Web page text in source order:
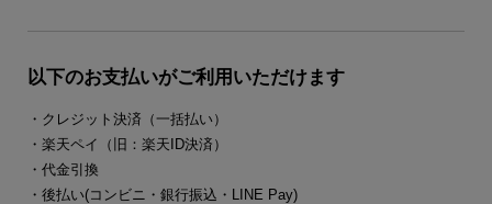
以下のお支払いがご利用いただけます
・クレジット決済（一括払い）
・楽天ペイ（旧：楽天ID決済）
・代金引換
・後払い(コンビニ・銀行振込・LINE Pay)